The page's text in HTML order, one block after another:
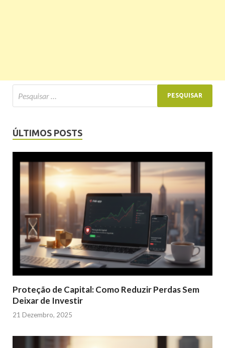
ÚLTIMOS POSTS
Proteção de Capital: Como Reduzir Perdas Sem
Deixar de Investir
21 Dezembro, 2025